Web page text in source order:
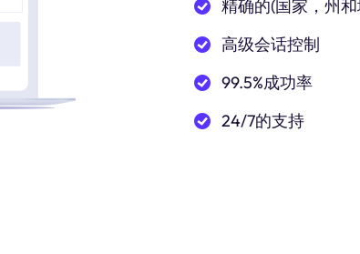
精确的(国家，州
高级会话控制
99.5%成功率
24/7的支持